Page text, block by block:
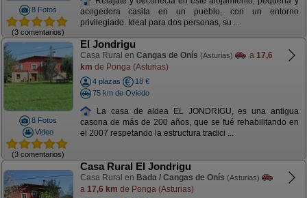
8 Fotos
(3 comentarios)
acogedora casita en un pueblo, con un entorno
privilegiado. Ideal para dos personas, su ...
8 Fotos
Video
(3 comentarios)
El Jondrigu
Casa Rural en Cangas de Onís (Asturias) a 17,6
km de Ponga (Asturias)
4 plazas
18 €
75 km de Oviedo
La casa de aldea EL JONDRIGU, es una antigua
casona de más de 200 años, que se fué rehabilitando en
el 2007 respetando la estructura tradici ...
Casa Rural El Jondrigu
Casa Rural en Bada / Cangas de Onís (Asturias)
a 17,6 km de Ponga (Asturias)